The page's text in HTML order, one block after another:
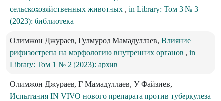
сельскохозяйственных животных , in Library: Том 3 № 3
(2023): библиотека
Олимжон Джураев, Гулмурод Мамадуллаев, Влияние
рифизострепа на морфологию внутренних органов , in
Library: Том 1 № 2 (2023): архив
Олимжон Джураев, Г Мамадуллаев, У Файзиев,
Испытания IN VIVO нового препарата против туберкулеза